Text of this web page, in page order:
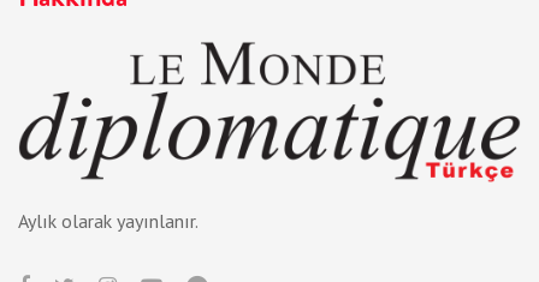
Aylık olarak yayınlanır.